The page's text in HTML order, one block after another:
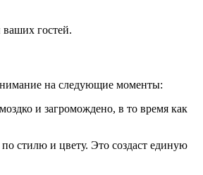
ваших гостей.
на следующие моменты:
и загромождено, в то время как
стилю и цвету. Это создаст единую